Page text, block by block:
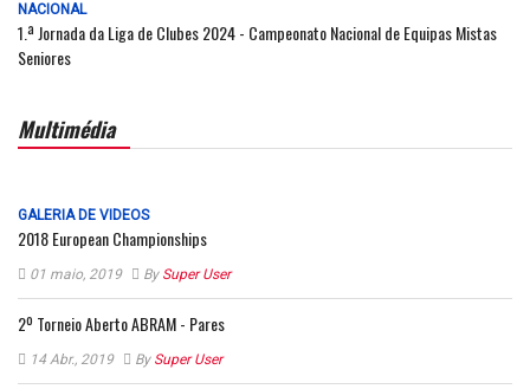
NACIONAL
1.ª Jornada da Liga de Clubes 2024 - Campeonato Nacional de Equipas Mistas
Seniores
Multimédia
GALERIA DE VIDEOS
2018 European Championships
01 maio, 2019 By Super User
2º Torneio Aberto ABRAM - Pares
14 Abr., 2019 By Super User